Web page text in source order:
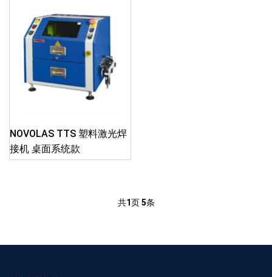
NOVOLAS TTS 塑料激光焊
接机 桌面系统款
共1页5条